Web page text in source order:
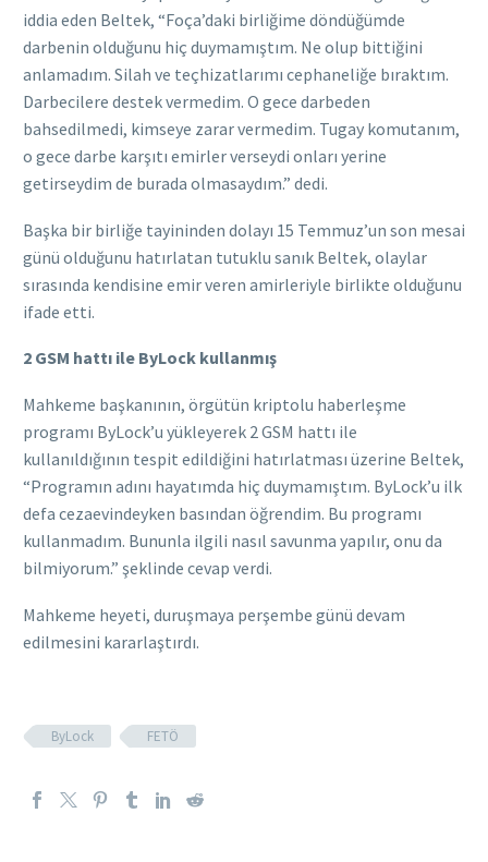
iddia eden Beltek, “Foça’daki birliğime döndüğümde
darbenin olduğunu hiç duymamıştım. Ne olup bittiğini
anlamadım. Silah ve teçhizatlarımı cephaneliğe bıraktım.
Darbecilere destek vermedim. O gece darbeden
bahsedilmedi, kimseye zarar vermedim. Tugay komutanım,
o gece darbe karşıtı emirler verseydi onları yerine
getirseydim de burada olmasaydım.” dedi.
Başka bir birliğe tayininden dolayı 15 Temmuz’un son mesai
günü olduğunu hatırlatan tutuklu sanık Beltek, olaylar
sırasında kendisine emir veren amirleriyle birlikte olduğunu
ifade etti.
2 GSM hattı ile ByLock kullanmış
Mahkeme başkanının, örgütün kriptolu haberleşme
programı ByLock’u yükleyerek 2 GSM hattı ile
kullanıldığının tespit edildiğini hatırlatması üzerine Beltek,
“Programın adını hayatımda hiç duymamıştım. ByLock’u ilk
defa cezaevindeyken basından öğrendim. Bu programı
kullanmadım. Bununla ilgili nasıl savunma yapılır, onu da
bilmiyorum.” şeklinde cevap verdi.
Mahkeme heyeti, duruşmaya perşembe günü devam
edilmesini kararlaştırdı.
ByLock FETÖ